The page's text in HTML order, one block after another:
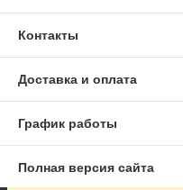
Контакты
Доставка и оплата
График работы
Полная версия сайта